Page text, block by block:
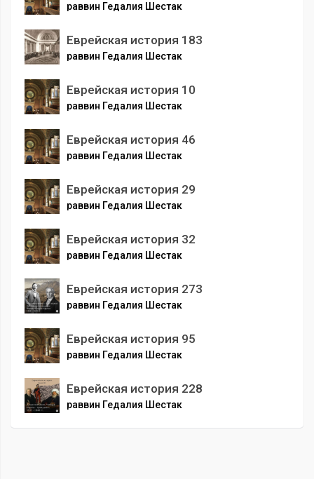
раввин Гедалия Шестак
Еврейская история 183
раввин Гедалия Шестак
Еврейская история 10
раввин Гедалия Шестак
Еврейская история 46
раввин Гедалия Шестак
Еврейская история 29
раввин Гедалия Шестак
Еврейская история 32
раввин Гедалия Шестак
Еврейская история 273
раввин Гедалия Шестак
Еврейская история 95
раввин Гедалия Шестак
Еврейская история 228
раввин Гедалия Шестак